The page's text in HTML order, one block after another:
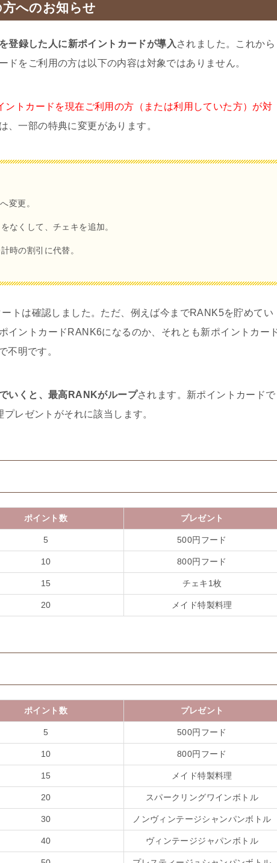
へのお知らせ
登録した人に新ポイントカードが導入 されました。これから
ドをご利用の方は以下の内容は対象ではありません。
ントカードを現在ご利用の方（または利用していた方）が対
、一部の特典に変更があります。
変更。
なくして、チェキを追加。
時の割引に代替。
トは確認しました。ただ、例えば今までRANK5を貯めてい
イントカードRANK6になるのか、それとも新ポイントカー
不明です。
いくと、最高RANKがループされます。新ポイントカードで
レゼントがそれに該当します。
ポイント数 プレゼント
5 500円フード
10 800円フード
15 チェキ1枚
20 メイド特製料理
ポイント数 プレゼント
5 500円フード
10 800円フード
15 メイド特製料理
20 スパークリングワインボトル
30 ノンヴィンテージシャンパンボトル
40 ヴィンテージジャパンボトル